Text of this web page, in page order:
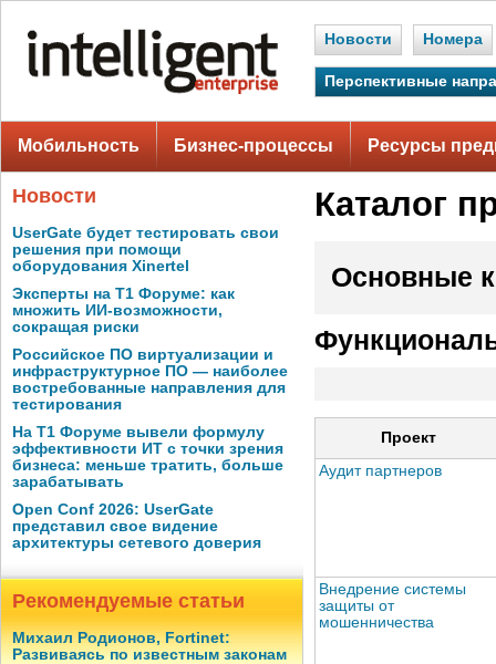
Новости Номера
Перспективные
Мобильность Бизнес-процессы Ресурсы
Новости
UserGate будет тестировать свои
решения при помощи
оборудования Xinertel
Эксперты на Т1 Форуме: как
множить ИИ-возможности,
сокращая риски
Российское ПО виртуализации и
инфраструктурное ПО — наиболее
востребованные направления для
тестирования
На Т1 Форуме вывели формулу
эффективности ИТ с точки зрения
бизнеса: меньше тратить, больше
зарабатывать
Open Conf 2026: UserGate
представил свое видение
архитектуры сетевого доверия
Рекомендуемые статьи
Михаил Родионов, Fortinet:
Развиваясь по известным законам
Каталог
Основные
Проект
Аудит партнеров
Внедрение системы
защиты от
мошенничества